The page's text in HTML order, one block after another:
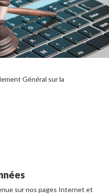
Général sur la
sur nos pages Internet et